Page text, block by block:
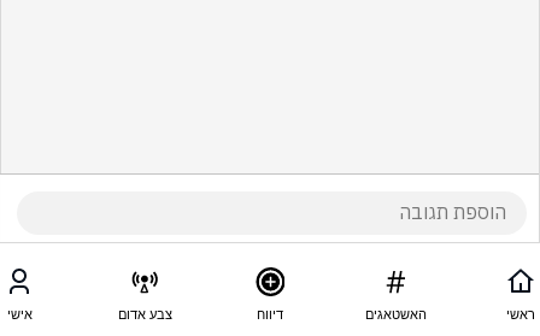
ראשי האשטאגים דיווח צבע אדום אישי